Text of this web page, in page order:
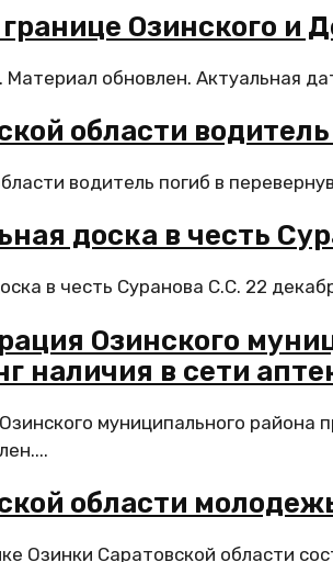
Озинского и
обновлен. Актуальная
области
водитель погиб в
доска в честь
в честь Суранова С.С. 22
Озинского
наличия в сети
муниципального
области
Озинки Саратовской области